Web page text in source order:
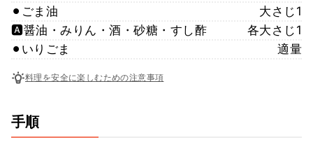
⚫︎ごま油
大さじ1
🅰️醤油・みりん・酒・砂糖・すし酢
各大さじ1
⚫︎いりごま
適量
料理を安全に楽しむための注意事項
手順